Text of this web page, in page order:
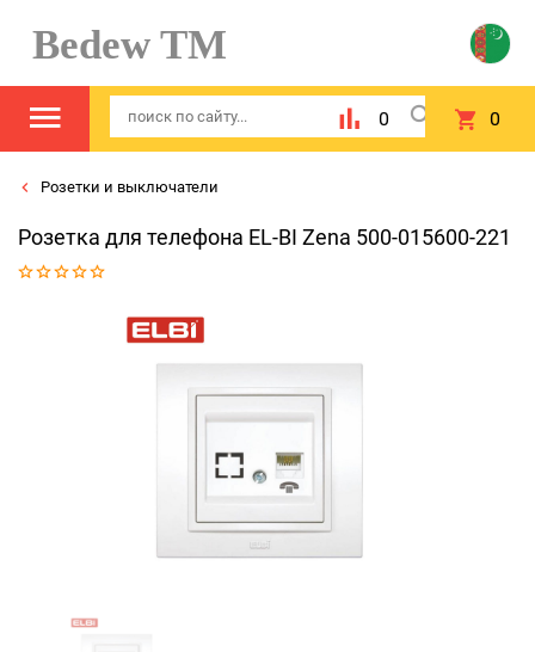
Bedew TM
0 0
Розетки и выключатели
Розетка для телефона EL-BI Zena 500-015600-221